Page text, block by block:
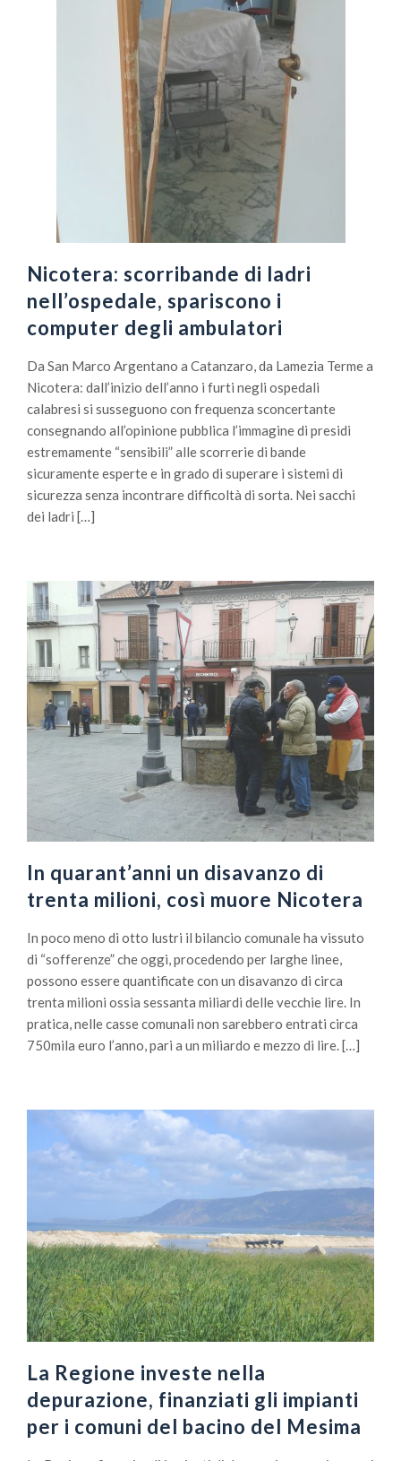
Nicotera: scorribande di ladri
nell’ospedale, spariscono i
computer degli ambulatori
Da San Marco Argentano a Catanzaro, da Lamezia Terme a
Nicotera: dall’inizio dell’anno i furti negli ospedali
calabresi si susseguono con frequenza sconcertante
consegnando all’opinione pubblica l’immagine di presidi
estremamente “sensibili” alle scorrerie di bande
sicuramente esperte e in grado di superare i sistemi di
sicurezza senza incontrare difficoltà di sorta. Nei sacchi
dei ladri […]
In quarant’anni un disavanzo di
trenta milioni, così muore Nicotera
In poco meno di otto lustri il bilancio comunale ha vissuto
di “sofferenze” che oggi, procedendo per larghe linee,
possono essere quantificate con un disavanzo di circa
trenta milioni ossia sessanta miliardi delle vecchie lire. In
pratica, nelle casse comunali non sarebbero entrati circa
750mila euro l’anno, pari a un miliardo e mezzo di lire. […]
La Regione investe nella
depurazione, finanziati gli impianti
per i comuni del bacino del Mesima